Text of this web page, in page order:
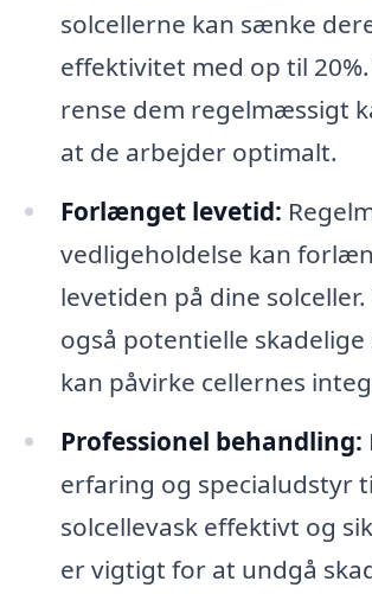
solcellerne kan sænke
effektivitet med op til
rense dem regelmæssigt
at de arbejder optimalt.
Forlænget levetid:
vedligeholdelse kan
levetiden på dine
også potentielle
kan påvirke cellernes
Professionel behandling:
erfaring og specialudstyr
solcellevask effektivt og
er vigtigt for at undgå